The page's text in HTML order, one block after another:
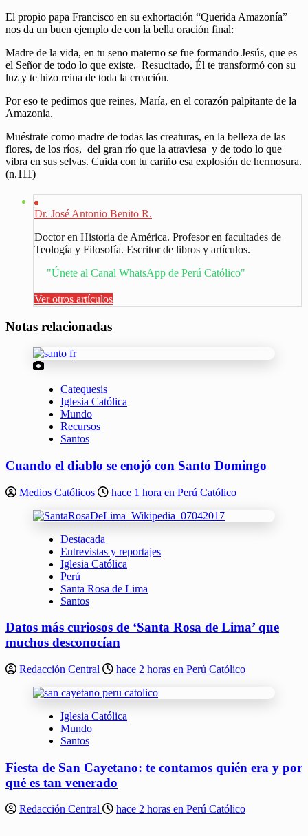
El propio papa Francisco en su exhortación “Querida Amazonía”
nos da un buen ejemplo de con la bella oración final:
Madre de la vida, en tu seno materno se fue formando Jesús, que es
el Señor de todo lo que existe. Resucitado, Él te transformó con su
luz y te hizo reina de toda la creación.
Por eso te pedimos que reines, María, en el corazón palpitante de la
Amazonia.
Muéstrate como madre de todas las creaturas, en la belleza de las
flores, de los ríos, del gran río que la atraviesa y de todo lo que
vibra en sus selvas. Cuida con tu cariño esa explosión de hermosura.
(n.111)
Dr. José Antonio Benito R.
Doctor en Historia de América. Profesor en facultades de
Teología y Filosofía. Escritor de libros y artículos.
"Únete al Canal WhatsApp de Perú Católico"
Ver otros artículos
Notas relacionadas
Catequesis
Iglesia Católica
Mundo
Recursos
Santos
Cuando el diablo se enojó con Santo Domingo
Medios Católicos hace 1 hora en Perú Católico
Destacada
Entrevistas y reportajes
Iglesia Católica
Perú
Santa Rosa de Lima
Santos
Datos más curiosos de ‘Santa Rosa de Lima’ que
muchos desconocían
Redacción Central hace 2 horas en Perú Católico
Iglesia Católica
Mundo
Santos
Fiesta de San Cayetano: te contamos quién era y por
qué es tan venerado
Redacción Central hace 2 horas en Perú Católico